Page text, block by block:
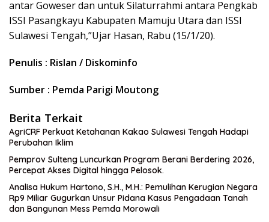
antar Goweser dan untuk Silaturrahmi antara Pengkab
ISSI Pasangkayu Kabupaten Mamuju Utara dan ISSI
Sulawesi Tengah,”Ujar Hasan, Rabu (15/1/20).
Penulis : Rislan / Diskominfo
Sumber : Pemda Parigi Moutong
Berita Terkait
AgriCRF Perkuat Ketahanan Kakao Sulawesi Tengah Hadapi
Perubahan Iklim
Pemprov Sulteng Luncurkan Program Berani Berdering 2026,
Percepat Akses Digital hingga Pelosok.
Analisa Hukum Hartono, S.H., M.H.: Pemulihan Kerugian Negara
Rp9 Miliar Gugurkan Unsur Pidana Kasus Pengadaan Tanah
dan Bangunan Mess Pemda Morowali